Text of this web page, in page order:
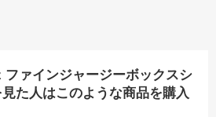
ァインジャージーボックスシ
た人はこのような商品を購入